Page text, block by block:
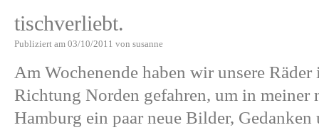
tischverliebt.
Publiziert am 03/10/2011 von susanne
Am Wochenende haben wir unsere
Richtung Norden gefahren, um in meiner
Hamburg ein paar neue Bilder,